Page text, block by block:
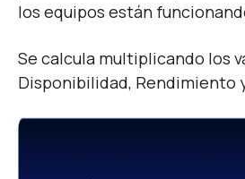
los equipos están
Se calcula multiplicando los
Disponibilidad, Rendimiento